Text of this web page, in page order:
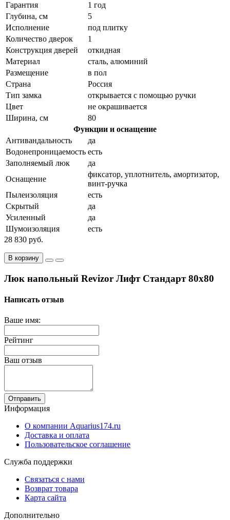
Гарантия
1 год
Глубина, см
5
Исполнение
под плитку
Количество дверок
1
Конструкция дверей
откидная
Материал
сталь, алюминий
Размещение
в пол
Страна
Россия
Тип замка
открывается с помощью ручки
Цвет
не окрашивается
Ширина, см
80
Функции и оснащение
Антивандальность
да
Водонепроницаемость есть
Заполняемый люк
да
Оснащение
фиксатор, уплотнитель, амортизатор,
винт-ручка
Пылеизоляция
есть
Скрытый
да
Усиленный
да
Шумоизоляция
есть
28 830 руб.
В корзину
Люк напольный Revizor Лифт Стандарт 80x80
Написать отзыв
Ваше имя:
Рейтинг
Ваш отзыв
Отправить
Информация
О компании Aquarius174.ru
Доставка и оплата
Пользовательское соглашение
Служба поддержки
Связаться с нами
Возврат товара
Карта сайта
Дополнительно